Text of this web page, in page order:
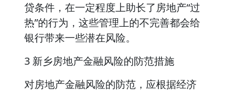
贷条件，在一定程度上助长了房地产“过
热”的行为，这些管理上的不完善都会给
银行带来一些潜在风险。
3 新乡房地产金融风险的防范措施
对房地产金融风险的防范，应根据经济